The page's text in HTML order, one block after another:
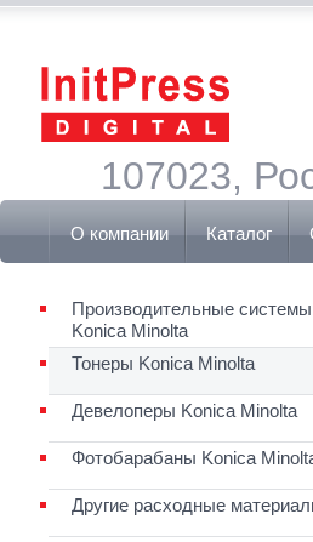
107023,
О компании Каталог
Производительные
Konica Minolta
Тонеры Konica Minolta
Девелоперы Konica Minolta
Фотобарабаны Konica
Другие расходные